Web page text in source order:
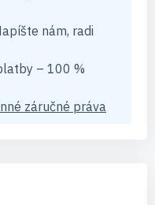
nám, radi
– 100 %
záručné práva